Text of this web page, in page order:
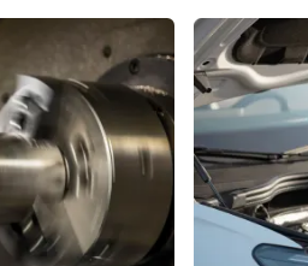
instappen in een volledig
dienstverlening
en -opslag binnen de eigen